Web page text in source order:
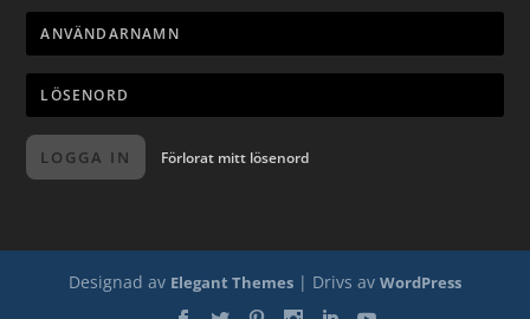
LOGGA IN Förlorat mitt lösenord
Designad av Elegant Themes | Drivs av WordPress